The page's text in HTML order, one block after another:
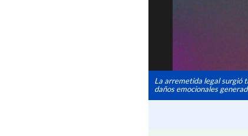
La arremetida legal surgió
daños emocionales